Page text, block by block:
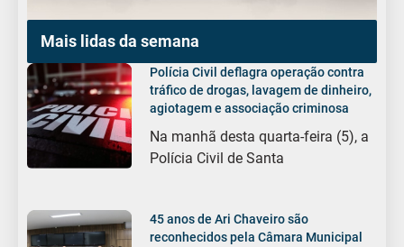
Mais lidas da semana
Polícia Civil deflagra operação contra
tráfico de drogas, lavagem de dinheiro,
agiotagem e associação criminosa
Na manhã desta quarta-feira (5), a
Polícia Civil de Santa
45 anos de Ari Chaveiro são
reconhecidos pela Câmara Municipal